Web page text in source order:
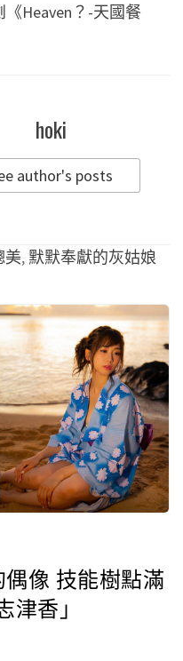
Heaven？-天國餐
hoki
author's posts
美, 默默奉獻的灰姑娘
偶像 技能樹點滿
香」